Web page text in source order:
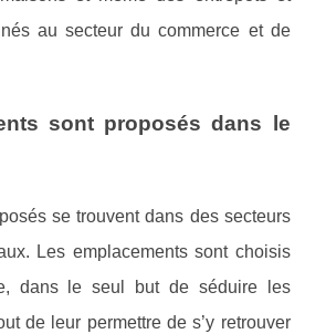
au secteur du commerce et de
sont proposés dans le
se trouvent dans des secteurs
Les emplacements sont choisis
dans le seul but de séduire les
de leur permettre de s’y retrouver